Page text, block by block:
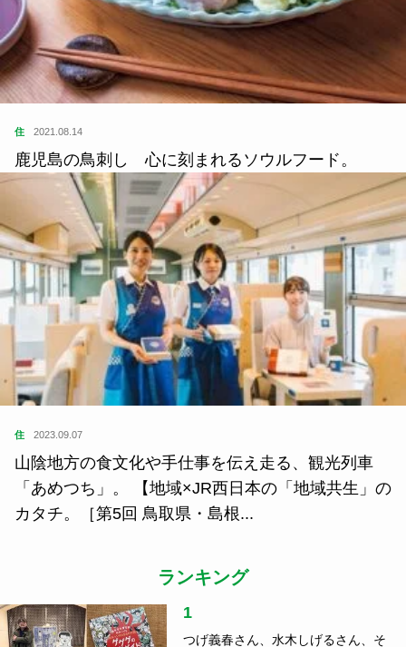
住 2021.08.14
鹿児島の鳥刺し 心に刻まれるソウルフード。
住 2023.09.07
山陰地方の食文化や手仕事を伝え走る、観光列車
「あめつち」。 【地域×JR西日本の「地域共生」の
カタチ。［第5回 鳥取県・島根...
ランキング
1
つげ義春さん、水木しげるさん、そ